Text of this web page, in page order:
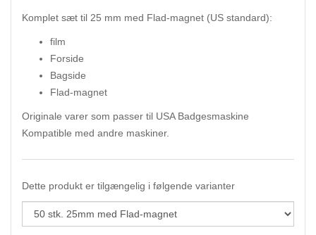
Komplet sæt til 25 mm med Flad-magnet (US standard):
film
Forside
Bagside
Flad-magnet
Originale varer som passer til USA Badgesmaskine
Kompatible med andre maskiner.
Dette produkt er tilgængelig i følgende varianter